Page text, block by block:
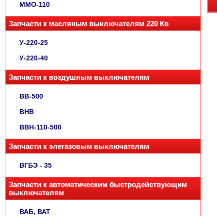
ММО-110
Запчасти к масляным выключателям 220 Кв
У-220-25
У-220-40
Запчасти к воздушным выключателям
ВВ-500
ВНВ
ВВН-110-500
Запчасти к элегазовым выключателям
ВГБЭ - 35
Запчасти к автоматическим быстродействующим
выключателям
ВАБ, ВАТ